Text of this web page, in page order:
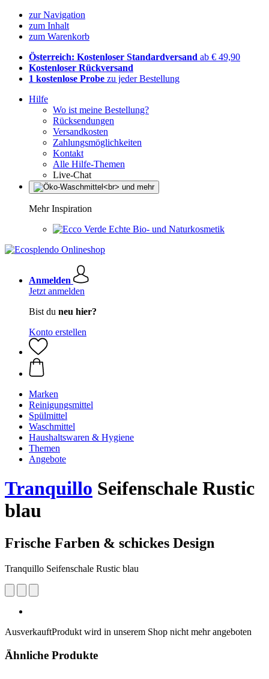
zur Navigation
zum Inhalt
zum Warenkorb
Österreich: Kostenloser Standardversand ab € 49,90
Kostenloser Rückversand
1 kostenlose Probe zu jeder Bestellung
Hilfe
Wo ist meine Bestellung?
Rücksendungen
Versandkosten
Zahlungsmöglichkeiten
Kontakt
Alle Hilfe-Themen
Live-Chat
Mehr Inspiration
Echte Bio- und Naturkosmetik
Anmelden
Jetzt anmelden
Bist du neu hier?
Konto erstellen
Marken
Reinigungsmittel
Spülmittel
Waschmittel
Haushaltswaren & Hygiene
Themen
Angebote
Tranquillo Seifenschale Rustic
blau
Frische Farben & schickes Design
Tranquillo Seifenschale Rustic blau
AusverkauftProdukt wird in unserem Shop nicht mehr angeboten
Ähnliche Produkte